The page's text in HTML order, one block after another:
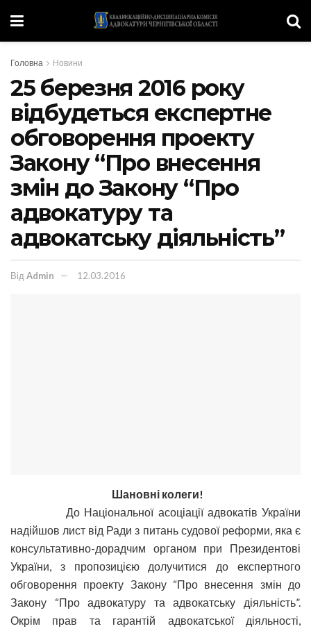
Головна Новини
25 березня 2016 року
відбудеться експертне
обговорення проекту
Закону “Про внесення
змін до Закону “Про
адвокатуру та
адвокатську діяльність”
Від Admin 12.03.2016
Шановні колеги!
До Національної асоціації адвокатів України
надійшов лист від Ради з питань судової реформи, яка є
консультативно-дорадчим органом при Президентові
України, з пропозицією долучитися до експертного
обговорення проекту Закону “Про внесення змін до
Закону “Про адвокатуру та адвокатську діяльність”.
Окрім прав та гарантій адвокатської діяльності,